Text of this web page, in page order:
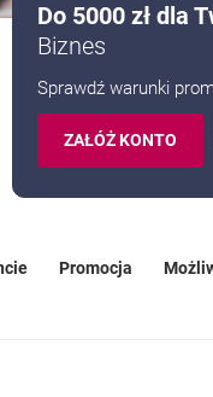
Do 5000 zł dla
Biznes
Sprawdź warunki
ZAŁÓŻ KONTO
KONTO
OTWIERA
Promocja